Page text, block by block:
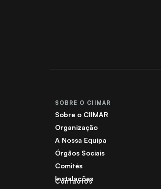
SOBRE O CIIMAR
Sobre o CIIMAR
Organização
A Nossa Equipa
Órgãos Sociais
Comités
Instalações
Contactos